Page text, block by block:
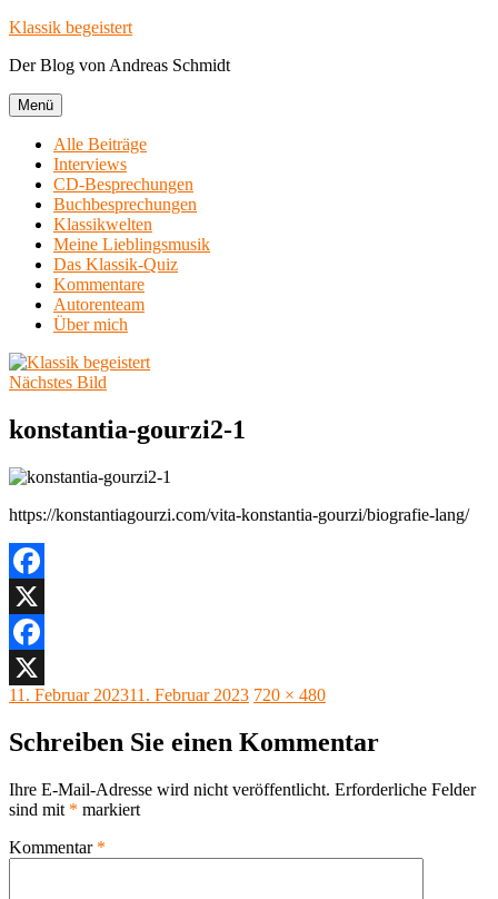
Zum
springen
Klassik begeistert
Der Blog von Andreas Schmidt
Menü
Alle Beiträge
Interviews
CD-Besprechungen
Buchbesprechungen
Klassikwelten
Meine Lieblingsmusik
Das Klassik-Quiz
Kommentare
Autorenteam
Über mich
Nächstes Bild
konstantia-gourzi2-1
https://konstantiagourzi.com/vita-konstantia-gourzi/biografie-lang/
Facebook
X
Facebook
X
Veröffentlicht
11. Februar 202311. Februar 2023 Originalgröße
720 × 480
Schreiben Sie einen Kommentar
Ihre E-Mail-Adresse wird nicht veröffentlicht. Erforderliche Felder
sind mit * markiert
Kommentar *